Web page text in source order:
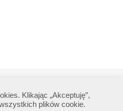
prywatności
Klikając „Akceptuję”,
plików cookie.